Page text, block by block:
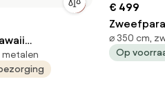
- donker grijs
metalen
€ 499
Zweefparasol 3.5m S2
voet)
⌀ 350 cm,
Op